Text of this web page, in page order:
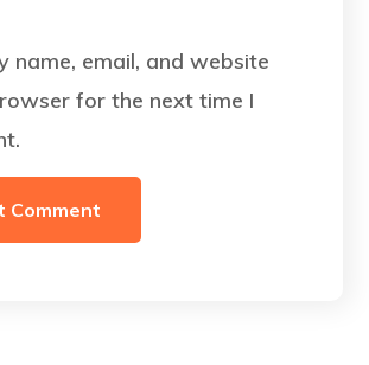
name, email, and website
for the next time I